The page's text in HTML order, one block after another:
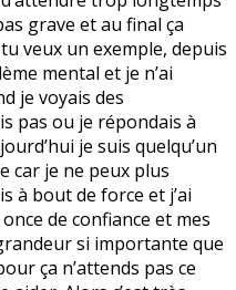
grave et au final ça
veux un exemple, depuis
mental et je n’ai
je voyais des
pas ou je répondais à
je suis quelqu’un
car je ne peux plus
à bout de force et j’ai
de confiance et mes
si importante que
ça n’attends pas ce